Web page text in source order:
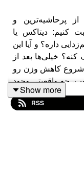
پرحاشیه‌ترین و
کنیم: دیتاکس یا
داره؟ و آیا این
خیلی‌ها بعد از
کاهش وزن رو
چه واقعیتی وجود
فرصت بازسازی
هم کمک کنیم؟
Show more
RSS